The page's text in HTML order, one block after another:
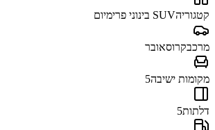
קטגוריהSUV בינוני פרימיום
מרכבקרוסאובר
מקומות ישיבה5
דלתות5